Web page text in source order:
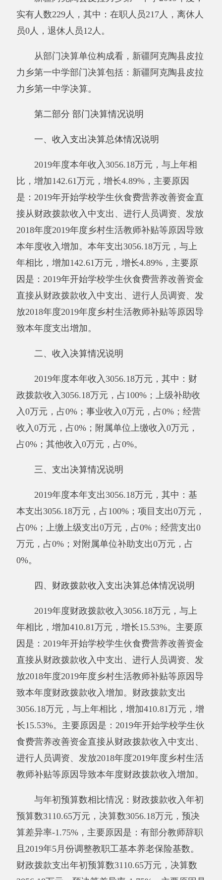
是：2019年开始学校学生伙食费营养改善资金直
接从财政拨款收入中支出、进行人员调资、发放
2018年度2019年度乡村生活教师补贴等原因导致
年相比，增加142.61万元，增长4.89%，主要原
因是：2019年开始学校学生伙食费营养改善资金
直接从财政拨款收入中支出、进行人员调资、发
致本年度支出增加。
二、收入决算情况说明
2019年度本年收入3056.18万元，其中：财
政拨款收入3056.18万元，占100%；上级补助收
入0万元，占0%；事业收入0万元，占0%；经营
收入0万元，占0%；附属单位上缴收入0万元，
占0%；其他收入0万元，占0%。
三、支出决算情况说明
2019年度本年支出3056.18万元，其中：基
本支出3056.18万元，占100%；项目支出0万元，
占0%；上缴上级支出0万元，占0%；经营支出0
万元，占0%；对附属单位补助支出0万元，占
年相比，增加410.81万元，增长15.53%。主要原
因是：2019年开始学校学生伙食费营养改善资金
直接从财政拨款收入中支出、进行人员调资、发
放2018年度2019年度乡村生活教师补贴等原因导
3056.18万元，与上年相比，增加410.81万元，增
长15.53%。主要原因是：2019年开始学校学生伙
进行人员调资、发放2018年度2019年度乡村生活
教师补贴等原因导致本年度财政拨款收入增加。
算差异率-1.75%，主要原因是：有部分教师辞职
财政拨款支出年初预算数3110.65万元，决算数
3056.18万元，预决算差异率-1.75%，主要原因是
有部分教师辞职且2019年5月份调整教职工基本
养老保险基数。
五、一般公共预算财政拨款支出决算情况说
明
2019年度一般公共预算财政拨款支出
3056.18万元。按功能分类科目项级科目公开，
其中：
2080505 机关事业单位基本养老保险缴费支
出321.99万元。
六、一般公共预算财政拨款基本支出决算情
况说明